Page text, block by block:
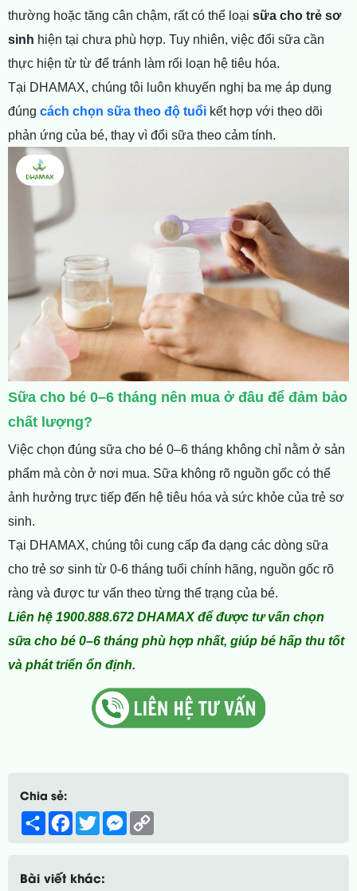
thường hoặc tăng cân chậm, rất có thể loại sữa cho trẻ sơ
sinh hiện tại chưa phù hợp. Tuy nhiên, việc đổi sữa cần
thực hiện từ từ để tránh làm rối loạn hệ tiêu hóa.
Tại DHAMAX, chúng tôi luôn khuyến nghị ba mẹ áp dụng
đúng cách chọn sữa theo độ tuổi kết hợp với theo dõi
phản ứng của bé, thay vì đổi sữa theo cảm tính.
Sữa cho bé 0–6 tháng nên mua ở đâu để đảm bảo
chất lượng?
Việc chọn đúng sữa cho bé 0–6 tháng không chỉ nằm ở sản
phẩm mà còn ở nơi mua. Sữa không rõ nguồn gốc có thể
ảnh hưởng trực tiếp đến hệ tiêu hóa và sức khỏe của trẻ sơ
sinh.
Tại DHAMAX, chúng tôi cung cấp đa dạng các dòng sữa
cho trẻ sơ sinh từ 0-6 tháng tuổi chính hãng, nguồn gốc rõ
ràng và được tư vấn theo từng thể trạng của bé.
Liên hệ 1900.888.672 DHAMAX để được tư vấn chọn
sữa cho bé 0–6 tháng phù hợp nhất, giúp bé hấp thu tốt
và phát triển ổn định.
Chia sẻ:
ShareFacebook
TwitterMessenger
Bài viết khác: